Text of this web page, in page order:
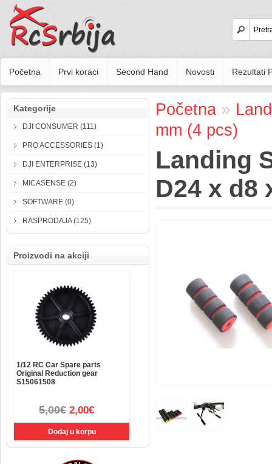
Početna Prvi koraci Second Hand Novosti Rezultati
Kategorije
DJI CONSUMER (111)
PRO ACCESSORIES (1)
DJI ENTERPRISE (13)
MICASENSE (2)
SOFTWARE (0)
RASPRODAJA (125)
Proizvodi na akciji
1/12 RC Car Spare parts
Original Reduction gear
S15061508
5,00€ 2,00€
Početna »
mm (4 pcs)
Landing
D24 x d8